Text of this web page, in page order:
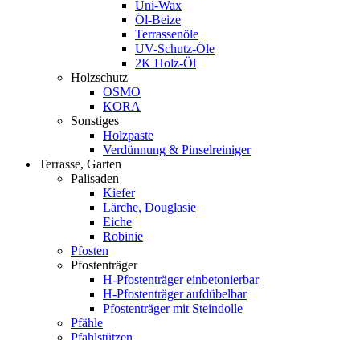
Uni-Wax
Öl-Beize
Terrassenöle
UV-Schutz-Öle
2K Holz-Öl
Holzschutz
OSMO
KORA
Sonstiges
Holzpaste
Verdünnung & Pinselreiniger
Terrasse, Garten
Palisaden
Kiefer
Lärche, Douglasie
Eiche
Robinie
Pfosten
Pfostenträger
H-Pfostenträger einbetonierbar
H-Pfostenträger aufdübelbar
Pfostenträger mit Steindolle
Pfähle
Pfahlstützen